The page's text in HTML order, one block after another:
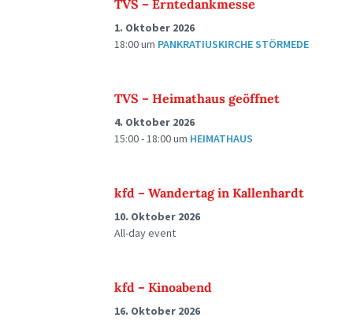
TVS – Erntedankmesse
1. Oktober 2026
18:00um PANKRATIUSKIRCHE STÖRMEDE
TVS – Heimathaus geöffnet
4. Oktober 2026
15:00 - 18:00um HEIMATHAUS
kfd – Wandertag in Kallenhardt
10. Oktober 2026
All-day event
kfd – Kinoabend
16. Oktober 2026